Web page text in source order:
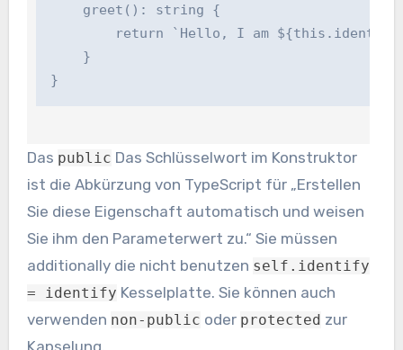
    greet(): string {
return `Hello, I am
    }
}
Das public Das Schlüsselwort im Konstruktor
ist die Abkürzung von TypeScript für „Erstellen
Sie diese Eigenschaft automatisch und weisen
Sie ihm den Parameterwert zu.“ Sie müssen
additionally die nicht benutzen self.identify
= identify Kesselplatte. Sie können auch
verwenden non-public oder protected zur
Kapselung.